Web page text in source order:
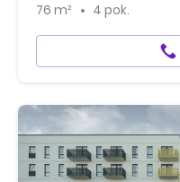
76 m² 4 pok.